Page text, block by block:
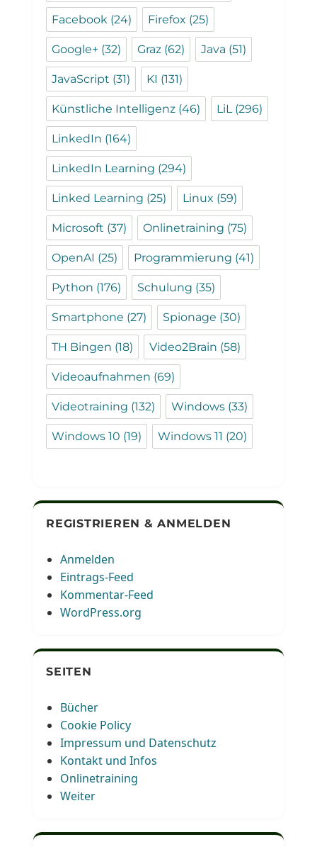
Facebook (24) Firefox (25)
Google+ (32) Graz (62) Java (51)
JavaScript (31) KI (131)
Künstliche Intelligenz (46) LiL(296)
LinkedIn (164)
LinkedIn Learning (294)
Linked Learning (25) Linux (59)
Microsoft (37) Onlinetraining (75)
OpenAI (25) Programmierung (41)
Python (176) Schulung (35)
Smartphone (27) Spionage (30)
TH Bingen (18) Video2Brain (58)
Videoaufnahmen (69)
Videotraining (132) Windows (33)
Windows 10 (19) Windows 11 (20)
REGISTRIEREN & ANMELDEN
Anmelden
Eintrags-Feed
Kommentar-Feed
WordPress.org
SEITEN
Bücher
Cookie Policy
Impressum und Datenschutz
Kontakt und Infos
Onlinetraining
Weiter